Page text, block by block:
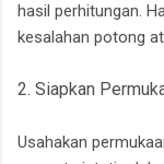
hasil perhitungan.
kesalahan potong
2. Siapkan
Usahakan